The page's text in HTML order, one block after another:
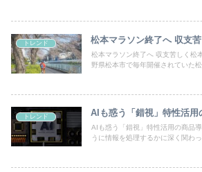
トレンド 松本マラソン終了へ 収支苦
松本マラソン終了へ 収支苦しく松
野県松本市で毎年開催されていた松
トレンド AIも惑う「錯視」特性活用
AIも惑う「錯視」特性活用の商品
うに情報を処理するかに深く関わ